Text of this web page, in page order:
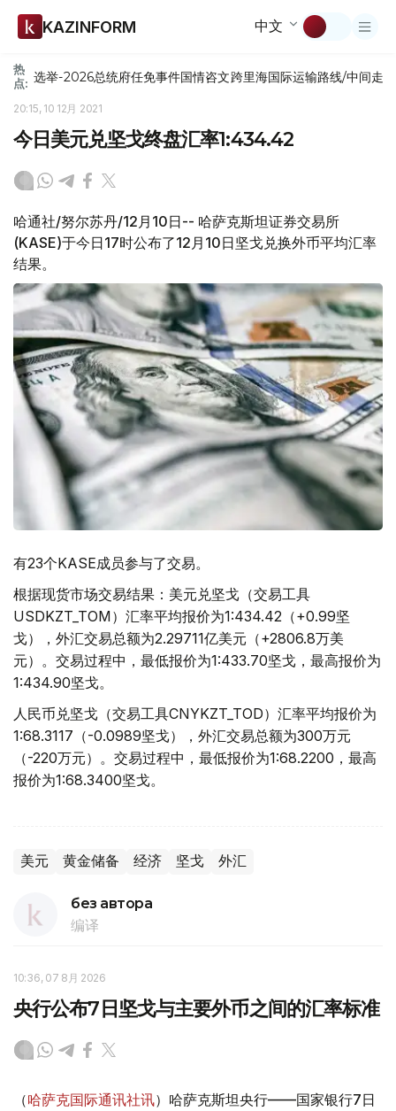
KAZINFORM 中文
热
点: 选举-2026总统府任免事件国情咨文跨里海国际运输路线/中间走廊
20:15, 10 12月 2021
今日美元兑坚戈终盘汇率1:434.42
哈通社/努尔苏丹/12月10日-- 哈萨克斯坦证券交易所
(KASE)于今日17时公布了12月10日坚戈兑换外币平均汇率
结果。
有23个KASE成员参与了交易。
根据现货市场交易结果：美元兑坚戈（交易工具
USDKZT_TOM）汇率平均报价为1:434.42（+0.99坚
戈），外汇交易总额为2.29711亿美元（+2806.8万美
元）。交易过程中，最低报价为1:433.70坚戈，最高报价为
1:434.90坚戈。
人民币兑坚戈（交易工具CNYKZT_TOD）汇率平均报价为
1:68.3117（-0.0989坚戈），外汇交易总额为300万元
（-220万元）。交易过程中，最低报价为1:68.2200，最高
报价为1:68.3400坚戈。
美元 黄金储备 经济 坚戈 外汇
без автора
编译
10:36, 07 8月 2026
央行公布7日坚戈与主要外币之间的汇率标准
（哈萨克国际通讯社讯）哈萨克斯坦央行——国家银行7日